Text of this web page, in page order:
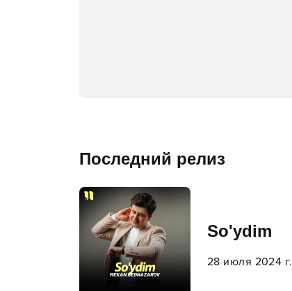
Последний релиз
So'ydim
28 июля 2024 г.